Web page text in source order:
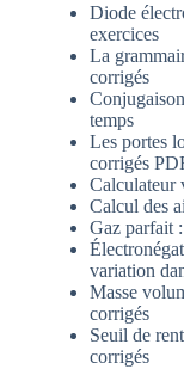
Diode
exercices
La
corrigés
temps
Les portes
corrigés
Calculateur
Calcul des
Gaz parfait
variation
Masse
corrigés
Seuil de
corrigés